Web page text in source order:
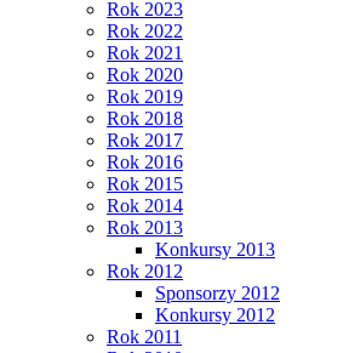
Rok 2023
Rok 2022
Rok 2021
Rok 2020
Rok 2019
Rok 2018
Rok 2017
Rok 2016
Rok 2015
Rok 2014
Rok 2013
Konkursy 2013
Rok 2012
Sponsorzy 2012
Konkursy 2012
Rok 2011